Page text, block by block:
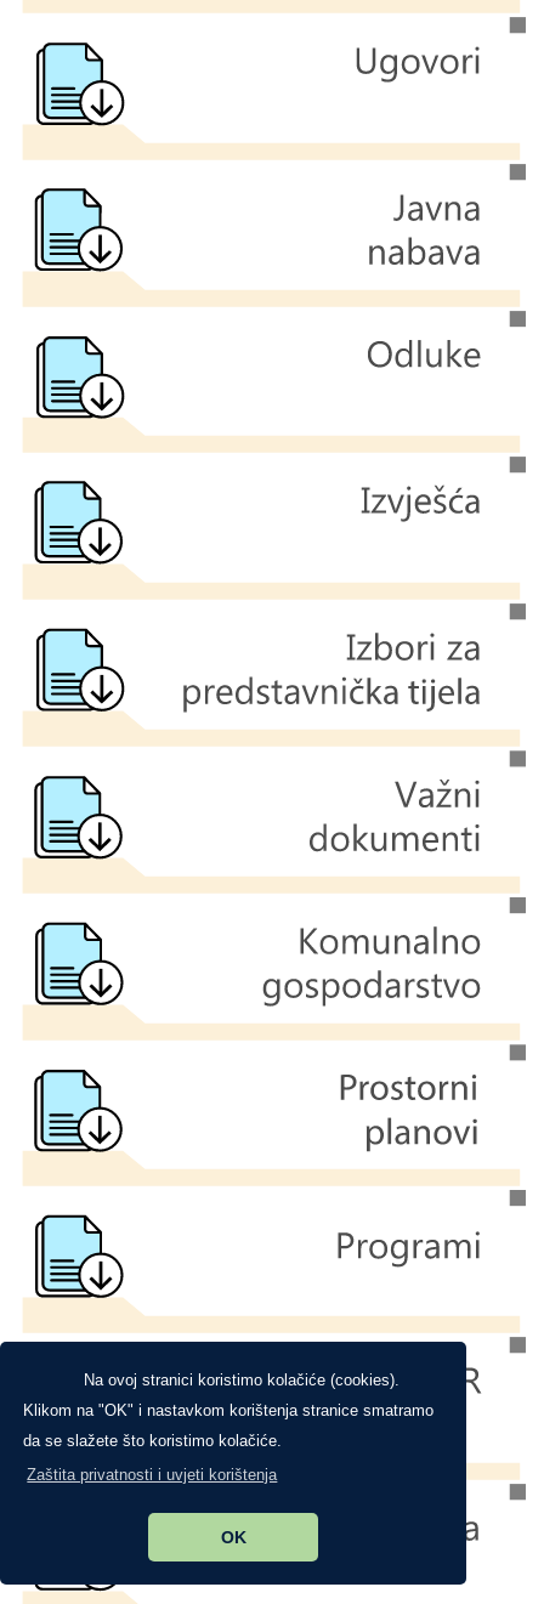
Na ovoj stranici koristimo kolačiće (cookies).
Klikom na "OK" i nastavkom korištenja stranice smatramo
da se slažete što koristimo kolačiće.
Zaštita privatnosti i uvjeti korištenja
OK